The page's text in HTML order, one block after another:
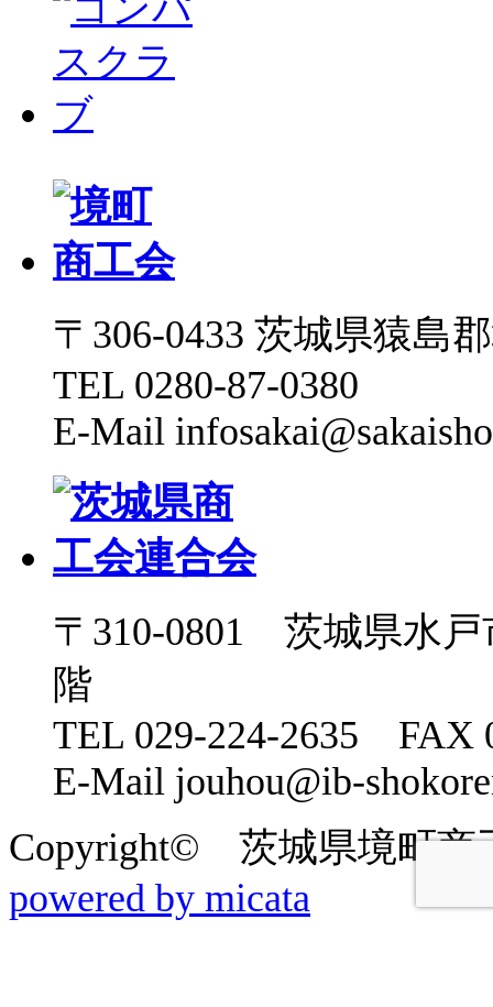
〒306-0433 茨城県猿島
TEL 0280-87-0380
E-Mail
〒310-0801 茨城県水
階
TEL 029-224-2635 FAX
E-Mail jouhou@ib-
Copyright© 茨城県境町商
powered by micata